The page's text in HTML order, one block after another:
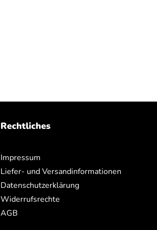
Rechtliches
Impressum
Liefer- und Versandinformationen
Datenschutzerklärung
Widerrufsrechte
AGB